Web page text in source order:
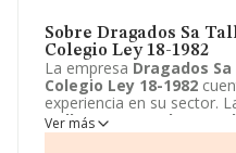
Sobre Dragados Sa
Colegio Ley 18-1982
La empresa Dragados
Colegio Ley 18-1982
experiencia en su sector.
Talher Sa Ute Isla De
domicilio en Avenida
Ver más